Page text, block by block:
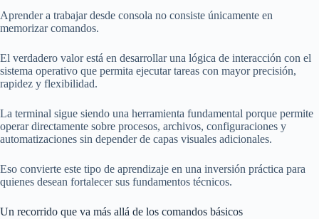
Aprender a trabajar desde consola no consiste únicamente en
memorizar comandos.
El verdadero valor está en desarrollar una lógica de interacción con el
sistema operativo que permita ejecutar tareas con mayor precisión,
rapidez y flexibilidad.
La terminal sigue siendo una herramienta fundamental porque permite
operar directamente sobre procesos, archivos, configuraciones y
automatizaciones sin depender de capas visuales adicionales.
Eso convierte este tipo de aprendizaje en una inversión práctica para
quienes desean fortalecer sus fundamentos técnicos.
Un recorrido que va más allá de los comandos básicos